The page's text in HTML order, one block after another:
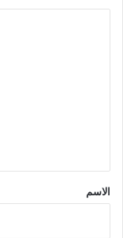
*
الاسم